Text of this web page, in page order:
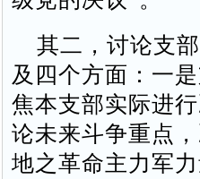
其二，讨论支部
及四个方面：一
焦本支部实际进
论未来斗争重点
地之革命主力军